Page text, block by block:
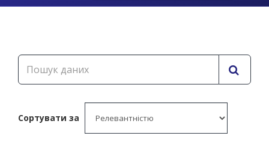
Сортувати за